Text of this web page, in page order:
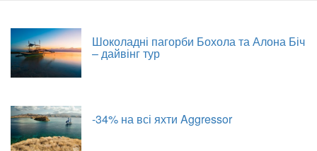
Шоколадні пагорби Бохола та Алона Біч
– дайвінг тур
-34% на всі яхти Aggressor